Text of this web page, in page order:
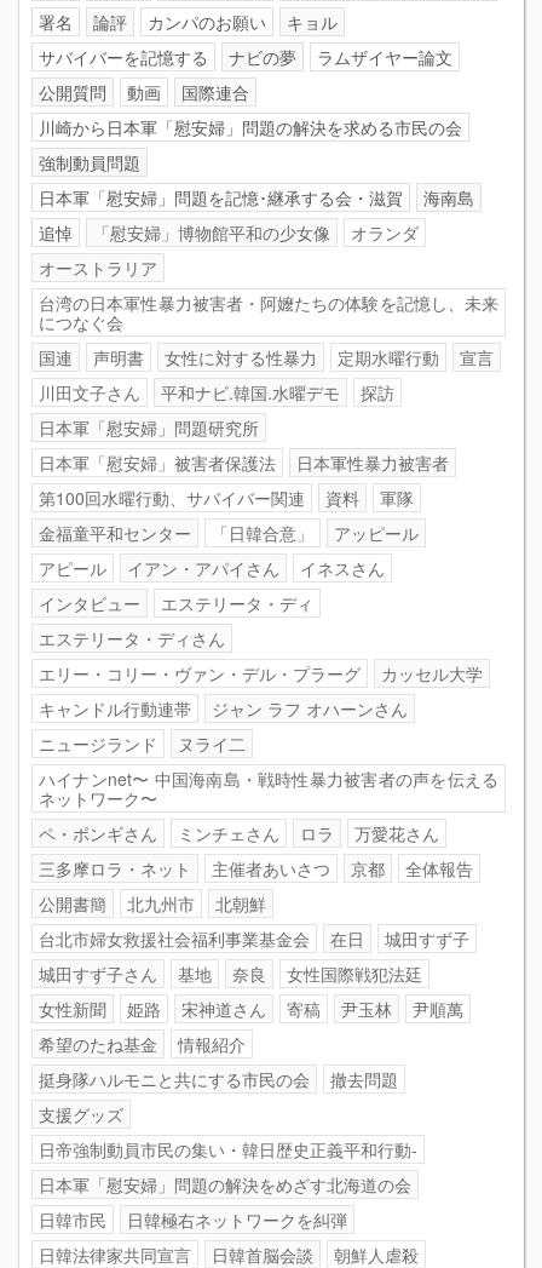
署名
論評 カンパのお願い
キョル
サバイバーを記憶する
ナビの夢
ラムザイヤー論文
公開質問
動画
国際連合
川崎から日本軍「慰安婦」問題の解決を求める市民の会
強制動員問題
日本軍「慰安婦」問題を記憶･継承する会・滋賀
海南島
追悼
「慰安婦」博物館平和の少女像
オランダ
オーストラリア
台湾の日本軍性暴力被害者・阿嬤たちの体験を記憶し、未来
につなぐ会
国連
声明書 女性に対する性暴力 定期水曜行動
宣言
川田文子さん
平和ナビ.韓国.水曜デモ
探訪
日本軍「慰安婦」問題研究所
日本軍「慰安婦」被害者保護法
日本軍性暴力被害者
第100回水曜行動、サバイバー関連
資料
軍隊
金福童平和センター
「日韓合意」
アッピール
アピール
イアン・アパイさん
イネスさん
インタビュー
エステリータ・ディ
エステリータ・ディさん
エリー・コリー・ヴァン・デル・プラーグ
カッセル大学
キャンドル行動連帯
ジャン ラフ オハーンさん
ニュージランド
ヌライ二
ハイナンnet〜 中国海南島・戦時性暴力被害者の声を伝える
ネットワーク〜
ペ・ポンギさん
ミンチェさん ロラ
万愛花さん
三多摩ロラ・ネット
主催者あいさつ 京都
全体報告
公開書簡
北九州市
北朝鮮
台北市婦女救援社会福利事業基金会
在日
城田すず子
城田すず子さん
基地 奈良
女性国際戦犯法廷
女性新聞
姫路 宋神道さん 寄稿 尹玉林
尹順萬
希望のたね基金
情報紹介
挺身隊ハルモニと共にする市民の会
撤去問題
支援グッズ
日帝強制動員市民の集い・韓日歴史正義平和行動-
日本軍「慰安婦」問題の解決をめざす北海道の会
日韓市民
日韓極右ネットワークを糾弾
日韓法律家共同宣言
日韓首脳会談
朝鮮人虐殺